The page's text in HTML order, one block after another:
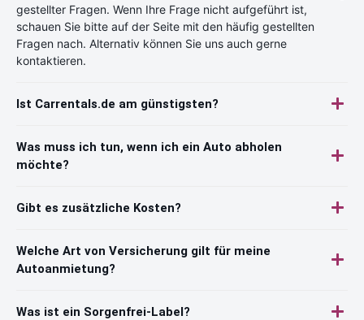
gestellter Fragen. Wenn Ihre Frage nicht aufgeführt ist,
schauen Sie bitte auf der Seite mit den häufig gestellten
Fragen nach. Alternativ können Sie uns auch gerne
kontaktieren.
Ist Carrentals.de am günstigsten?
Was muss ich tun, wenn ich ein Auto abholen
möchte?
Gibt es zusätzliche Kosten?
Welche Art von Versicherung gilt für meine
Autoanmietung?
Was ist ein Sorgenfrei-Label?